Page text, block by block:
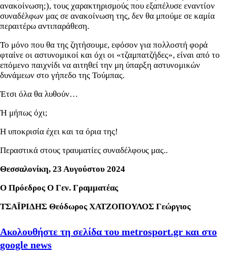
ανακοίνωση;), τους χαρακτηρισμούς που εξαπέλυσε εναντίον
συναδέλφων μας σε ανακοίνωση της, δεν θα μπούμε σε καμία
περαιτέρω αντιπαράθεση.
Το μόνο που θα της ζητήσουμε, εφόσον για πολλοστή φορά
φταίνε οι αστυνομικοί και όχι οι «τζαμπατζήδες», είναι από το
επόμενο παιχνίδι να αιτηθεί την μη ύπαρξη αστυνομικών
δυνάμεων στο γήπεδο της Τούμπας.
Έτσι όλα θα λυθούν…
Ή μήπως όχι;
Η υποκρισία έχει και τα όρια της!
Περαστικά στους τραυματίες συναδέλφους μας..
Θεσσαλονίκη, 23 Αυγούστου 2024
Ο Πρόεδρος Ο Γεν. Γραμματέας
ΤΣΑΪΡΙΔΗΣ Θεόδωρος ΧΑΤΖΟΠΟΥΛΟΣ Γεώργιος
Ακολουθήστε τη σελίδα του metrosport.gr και στο
google news